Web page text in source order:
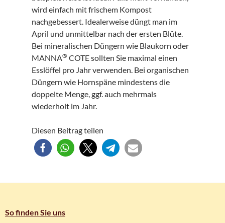
wird einfach mit frischem Kompost
nachgebessert. Idealerweise düngt man im
April und unmittelbar nach der ersten Blüte.
Bei mineralischen Düngern wie Blaukorn oder
MANNA® COTE sollten Sie maximal einen
Esslöffel pro Jahr verwenden. Bei organischen
Düngern wie Hornspäne mindestens die
doppelte Menge, ggf. auch mehrmals
wiederholt im Jahr.
Diesen Beitrag teilen
So finden Sie uns